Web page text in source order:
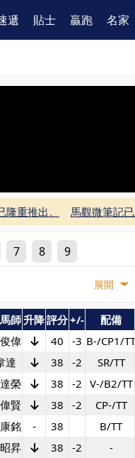
遞 貼士 贏跑 名家
重推出。 馬觀微筆記
7 8 9
展開
師升降評分+/-
配備
偉 40 -3 B-/CP1/TT
達 38 -2
SR/TT
榮 38 -2 V-/B2/TT
賢 38 -2
CP-/TT
銘 - 38
B/TT
昇 38 -2
-